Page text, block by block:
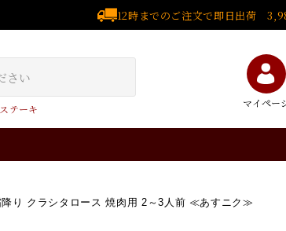
12時までのご注文で即日出荷
ステーキ マイペー
降り クラシタロース 焼肉用 2～3人前 ≪あすニク≫